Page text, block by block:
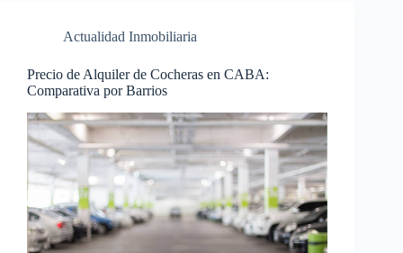
Actualidad Inmobiliaria
Precio de Alquiler de Cocheras en CABA:
Comparativa por Barrios